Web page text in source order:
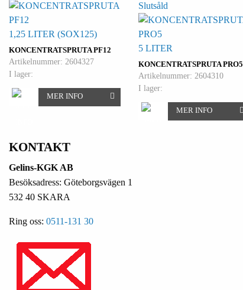
KONCENTRATSPRUTA PF12
1,25 LITER (SOX125)
Artikelnummer: 2604327
I lager:
MER INFO
Slutsåld
KONCENTRATSPRUTA PRO5
5 LITER
Artikelnummer: 2604310
I lager:
MER INFO
KONTAKT
Gelins-KGK AB
Besöksadress: Göteborgsvägen 1
532 40 SKARA
Ring oss: 0511-131 30